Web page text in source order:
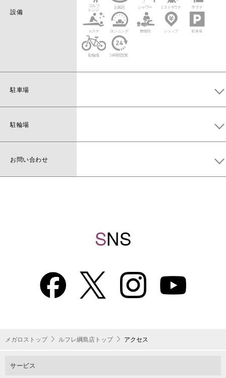
設備
駐車場
駐輪場
お問い合わせ
SNS
メガロストップ ルフレ綱島店トップ アクセス
サービス